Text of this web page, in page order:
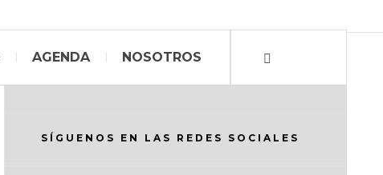
AGENDA NOSOTROS
SÍGUENOS EN LAS REDES SOCIALES